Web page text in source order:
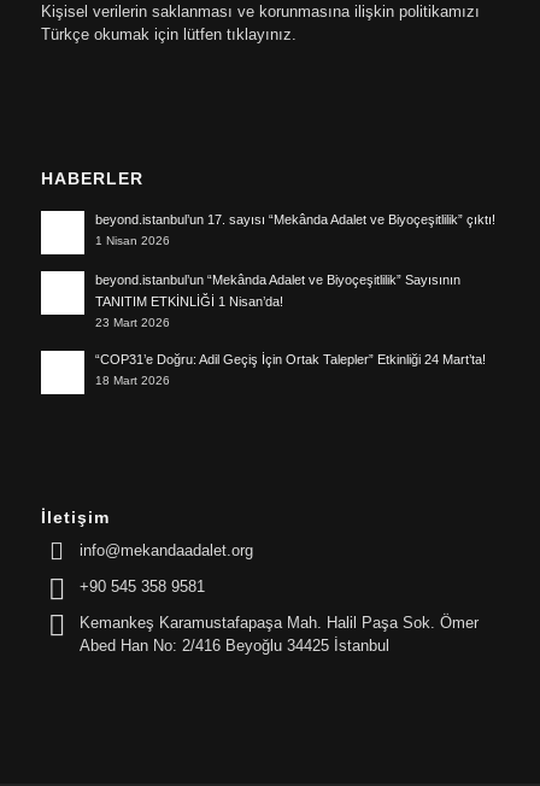
Kişisel verilerin saklanması ve korunmasına ilişkin politikamızı
Türkçe okumak için lütfen tıklayınız.
HABERLER
beyond.istanbul’un 17. sayısı “Mekânda Adalet ve Biyoçeşitlilik” çıktı!
1 Nisan 2026
beyond.istanbul’un “Mekânda Adalet ve Biyoçeşitlilik” Sayısının
TANITIM ETKİNLİĞİ 1 Nisan’da!
23 Mart 2026
“COP31’e Doğru: Adil Geçiş İçin Ortak Talepler” Etkinliği 24 Mart’ta!
18 Mart 2026
İletişim
info@mekandaadalet.org
+90 545 358 9581
Kemankeş Karamustafapaşa Mah. Halil Paşa Sok. Ömer
Abed Han No: 2/416 Beyoğlu 34425 İstanbul